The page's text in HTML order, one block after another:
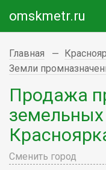
omskmetr.ru
Главная
Земли
Продажа
земельных
Сменить город